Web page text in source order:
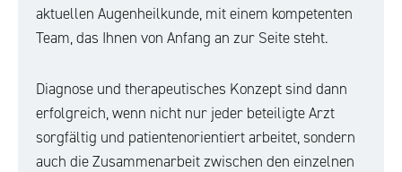
aktuellen Augenheilkunde, mit einem kompetenten
Team, das Ihnen von Anfang an zur Seite steht.
Diagnose und therapeutisches Konzept sind dann
erfolgreich, wenn nicht nur jeder beteiligte Arzt
sorgfältig und patientenorientiert arbeitet, sondern
auch die Zusammenarbeit zwischen den einzelnen